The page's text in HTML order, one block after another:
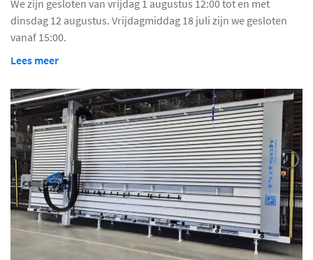
We zijn gesloten van vrijdag 1 augustus 12:00 tot en met
dinsdag 12 augustus. Vrijdagmiddag 18 juli zijn we gesloten
vanaf 15:00.
Lees meer